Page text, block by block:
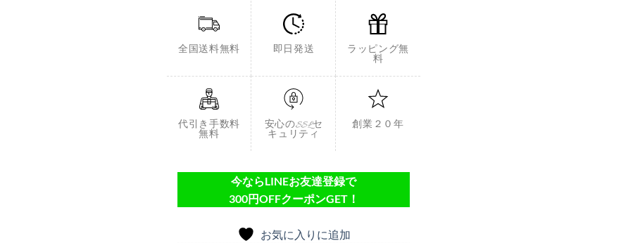
全国送料無料 即日発送
ラッピング無
料
代引き手数料
無料
安心のSSLセ
キュリティ
創業２０年
今ならLINEお友達登録で
300円OFFクーポンGET！
お気に入りに追加